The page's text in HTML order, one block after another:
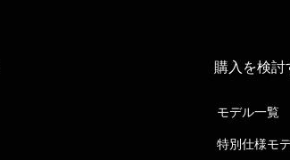
購入を検討
モデル一覧
特別仕様モ